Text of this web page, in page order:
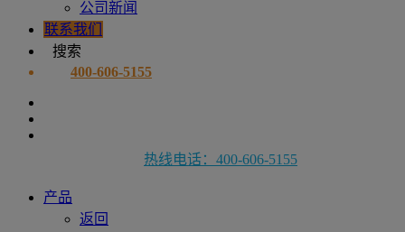
公司新闻
联系我们
搜索
400-606-5155
热线电话：400-606-5155
产品
返回